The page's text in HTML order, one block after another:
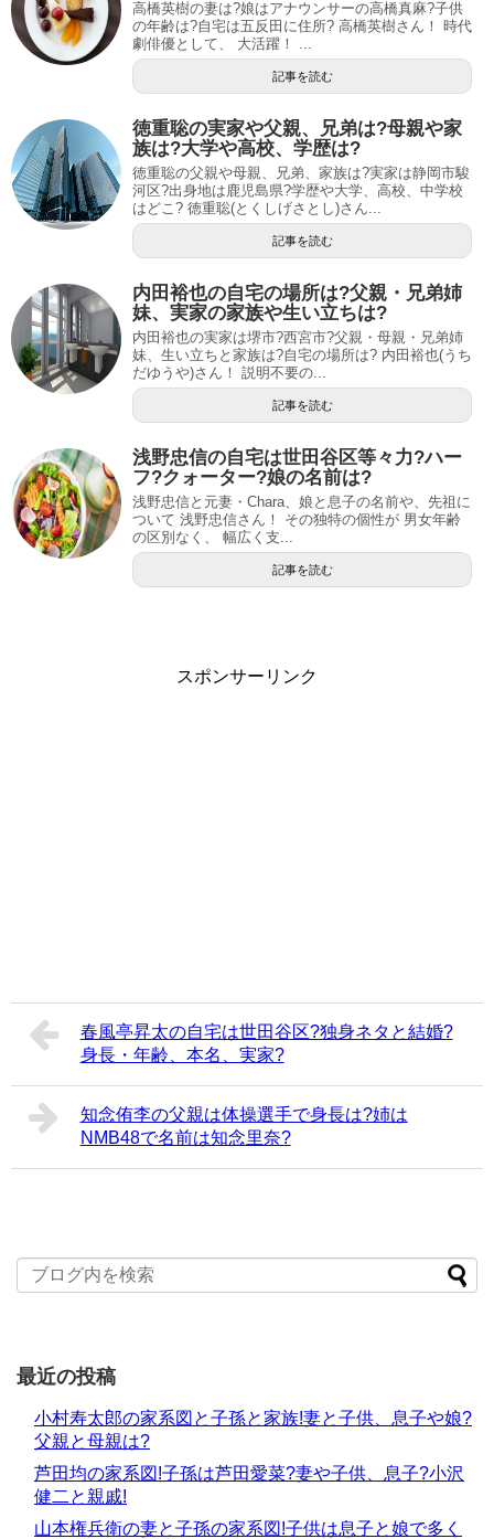
高橋英樹の妻は?娘はアナウンサーの高橋真麻?子供
の年齢は?自宅は五反田に住所? 高橋英樹さん！ 時代
劇俳優として、 大活躍！ ...
記事を読む
徳重聡の実家や父親、兄弟は?母親や家
族は?大学や高校、学歴は?
徳重聡の父親や母親、兄弟、家族は?実家は静岡市駿
河区?出身地は鹿児島県?学歴や大学、高校、中学校
はどこ? 徳重聡(とくしげさとし)さん...
記事を読む
内田裕也の自宅の場所は?父親・兄弟姉
妹、実家の家族や生い立ちは?
内田裕也の実家は堺市?西宮市?父親・母親・兄弟姉
妹、生い立ちと家族は?自宅の場所は? 内田裕也(うち
だゆうや)さん！ 説明不要の...
記事を読む
浅野忠信の自宅は世田谷区等々力?ハー
フ?クォーター?娘の名前は?
浅野忠信と元妻・Chara、娘と息子の名前や、先祖に
ついて 浅野忠信さん！ その独特の個性が 男女年齢
の区別なく、 幅広く支...
記事を読む
スポンサーリンク
春風亭昇太の自宅は世田谷区?独身ネタと結婚?
身長・年齢、本名、実家?
知念侑李の父親は体操選手で身長は?姉は
NMB48で名前は知念里奈?
最近の投稿
小村寿太郎の家系図と子孫と家族!妻と子供、息子や娘?
父親と母親は?
芦田均の家系図!子孫は芦田愛菜?妻や子供、息子?小沢
健二と親戚!
山本権兵衛の妻と子孫の家系図!子供は息子と娘で多く